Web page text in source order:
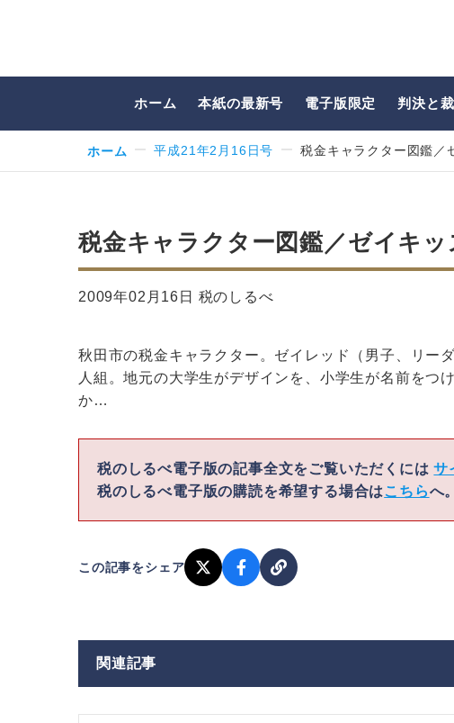
ホーム 本紙の最新号 電子版限定 判決と
ホーム 平成21年2月16日号 税金キャラクター図鑑／
税金キャラクター図鑑／ゼイキッ
2009年02月16日 税のしるべ
秋田市の税金キャラクター。ゼイレッド（男子、リー
人組。地元の大学生がデザインを、小学生が名前をつ
か…
税のしるべ電子版の記事全文をご覧いただくにはサ
税のしるべ電子版の購読を希望する場合は こちらへ。
この記事をシェア
関連記事